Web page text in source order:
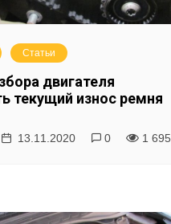
Статьи
двигателя
текущий износ ремня
13.11.2020 0 1 695